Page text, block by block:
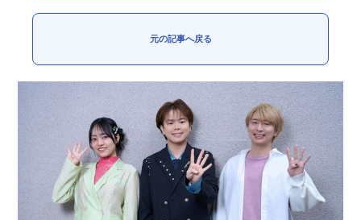
元の記事へ戻る